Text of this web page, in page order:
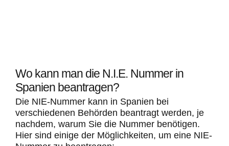
Wo kann man die N.I.E. Nummer in
Spanien beantragen?
Die NIE-Nummer kann in Spanien bei
verschiedenen Behörden beantragt werden, je
nachdem, warum Sie die Nummer benötigen.
Hier sind einige der Möglichkeiten, um eine NIE-